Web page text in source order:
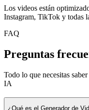
Los videos están
Instagram, TikTok y todas
FAQ
Preguntas
Todo lo que necesitas
IA
¿Qué es el Generador de